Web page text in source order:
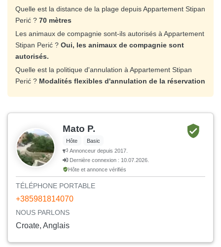
Quelle est la distance de la plage depuis Appartement Stipan
Perić ? 70 mètres
Les animaux de compagnie sont-ils autorisés à Appartement
Stipan Perić ? Oui, les animaux de compagnie sont
autorisés.
Quelle est la politique d'annulation à Appartement Stipan
Perić ? Modalités flexibles d'annulation de la réservation
Mato P.
Hôte
Basic
Annonceur depuis 2017.
Dernière connexion : 10.07.2026.
Hôte et annonce vérifiés
TÉLÉPHONE PORTABLE
+385981814070
NOUS PARLONS
Croate, Anglais